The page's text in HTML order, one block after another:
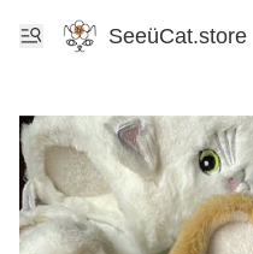
SeeüCat.store